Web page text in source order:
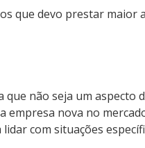
que devo prestar maior
que não seja um
empresa nova no
com situações